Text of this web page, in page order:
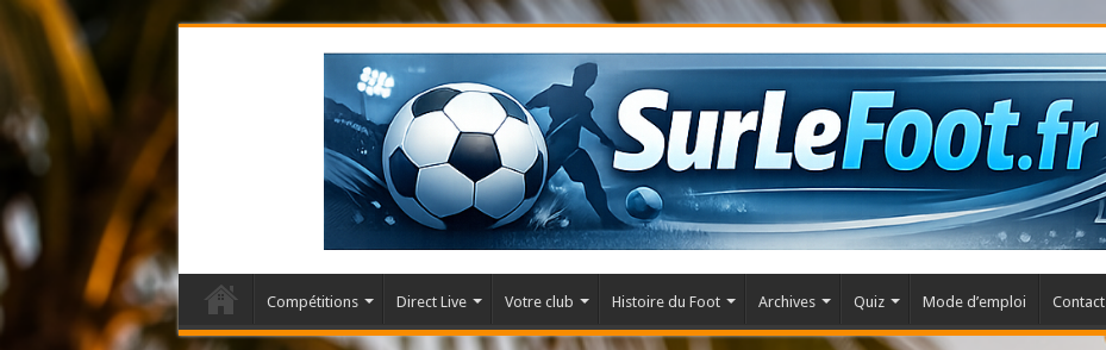
Compétitions Direct Live Votre club Histoire du Foot Archives Quiz Mode d’emploi Contact